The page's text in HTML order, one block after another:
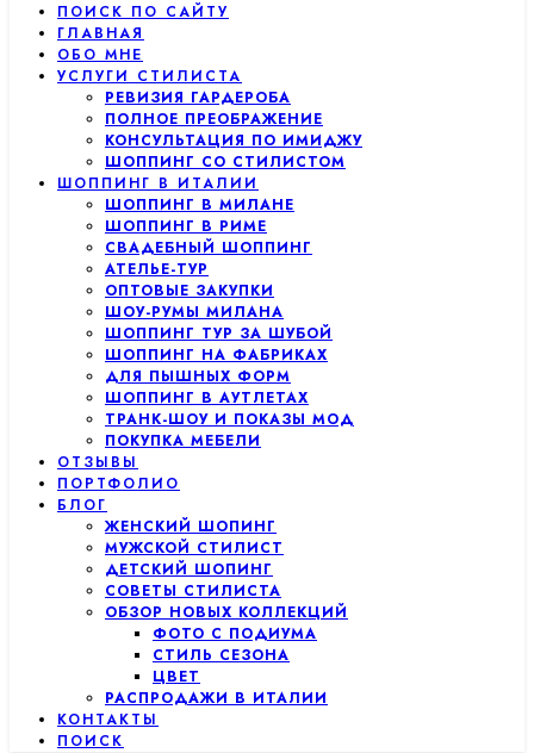
ПОИСК ПО САЙТУ
ГЛАВНАЯ
ОБО МНЕ
УСЛУГИ СТИЛИСТА
РЕВИЗИЯ ГАРДЕРОБА
ПОЛНОЕ ПРЕОБРАЖЕНИЕ
КОНСУЛЬТАЦИЯ ПО ИМИДЖУ
ШОППИНГ СО СТИЛИСТОМ
ШОППИНГ В ИТАЛИИ
ШОППИНГ В МИЛАНЕ
ШОППИНГ В РИМЕ
СВАДЕБНЫЙ ШОППИНГ
АТЕЛЬЕ-ТУР
ОПТОВЫЕ ЗАКУПКИ
ШОУ-РУМЫ МИЛАНА
ШОППИНГ ТУР ЗА ШУБОЙ
ШОППИНГ НА ФАБРИКАХ
ДЛЯ ПЫШНЫХ ФОРМ
ШОППИНГ В АУТЛЕТАХ
ТРАНК-ШОУ И ПОКАЗЫ МОД
ПОКУПКА МЕБЕЛИ
ОТЗЫВЫ
ПОРТФОЛИО
БЛОГ
ЖЕНСКИЙ ШОПИНГ
МУЖСКОЙ СТИЛИСТ
ДЕТСКИЙ ШОПИНГ
СОВЕТЫ СТИЛИСТА
ОБЗОР НОВЫХ КОЛЛЕКЦИЙ
ФОТО С ПОДИУМА
СТИЛЬ СЕЗОНА
ЦВЕТ
РАСПРОДАЖИ В ИТАЛИИ
КОНТАКТЫ
ПОИСК